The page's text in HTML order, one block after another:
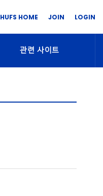
HUFS HOME JOIN LOGIN
관련 사이트